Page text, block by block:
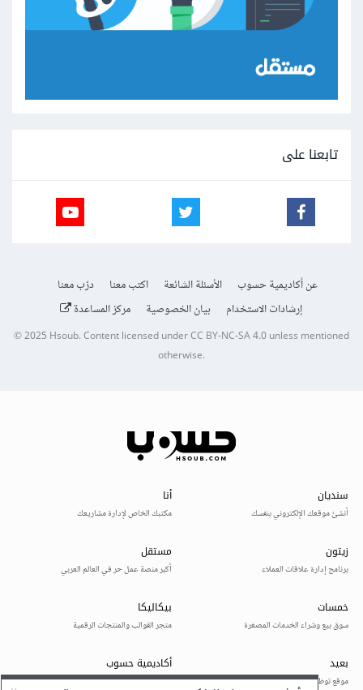
تابعنا على
عن أكاديمية حسوب الأسئلة الشائعة اكتب معنا
درّب معنا
إرشادات الاستخدام
بيان الخصوصية مركز المساعدة
© 2025Hsoub.Content licensed underCC BY-NC-SA 4.0unless mentioned
otherwise.